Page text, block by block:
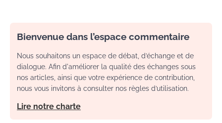
Bienvenue dans l’espace commentaire
Nous souhaitons un espace de débat, d’échange et de
dialogue. Afin d'améliorer la qualité des échanges sous
nos articles, ainsi que votre expérience de contribution,
nous vous invitons à consulter nos règles d’utilisation.
Lire notre charte